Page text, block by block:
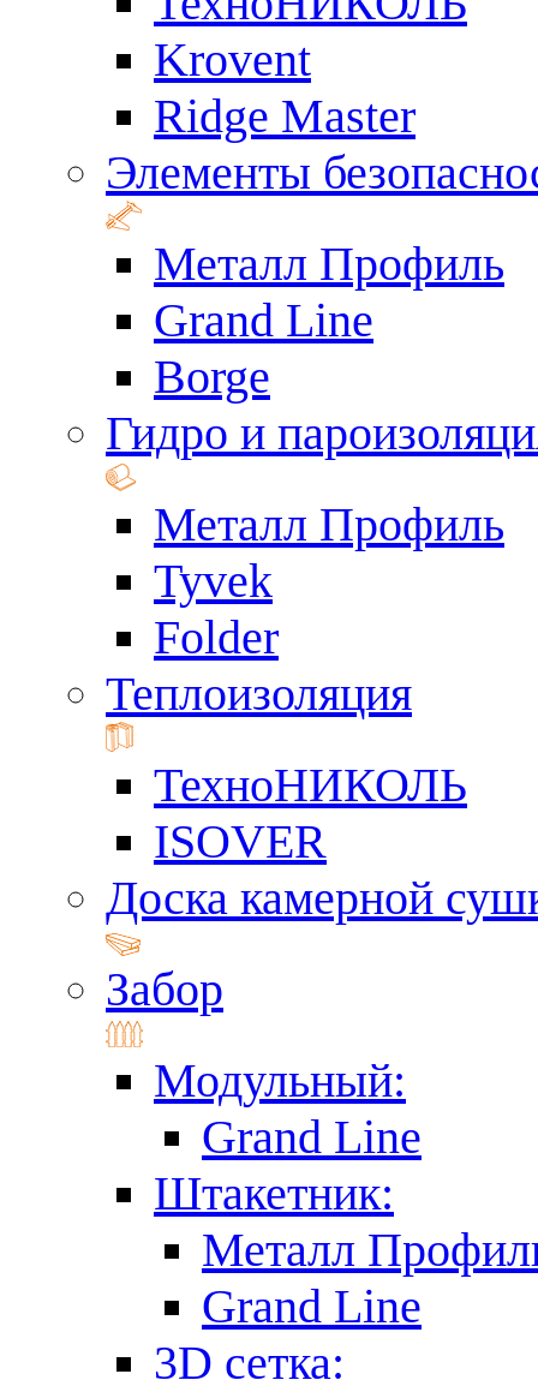
Krovent
Ridge Master
Элементы
Металл Профиль
Grand Line
Borge
Гидро и
Металл Профиль
Tyvek
Folder
Теплоизоляция
ТехноНИКОЛЬ
ISOVER
Доска камерной
Забор
Модульный:
Grand Line
Штакетник:
Металл
Grand Line
3D сетка: